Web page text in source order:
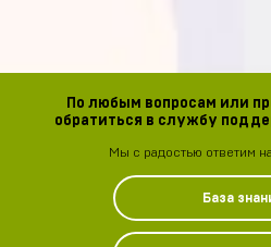
По любым вопросам или
обратиться в службу
Мы с радостью ответим
База